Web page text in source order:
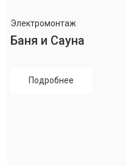
Электромонтаж
Баня и Сауна
Подробнее